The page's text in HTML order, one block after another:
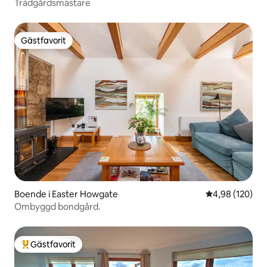
Trädgårdsmästare
Gästfavorit
Gästfavorit
Boende i Easter Howgate 4,98 av 5 i
4,98 (120)
Ombyggd bondgård.
Populär gästfavorit
Gästfavorit